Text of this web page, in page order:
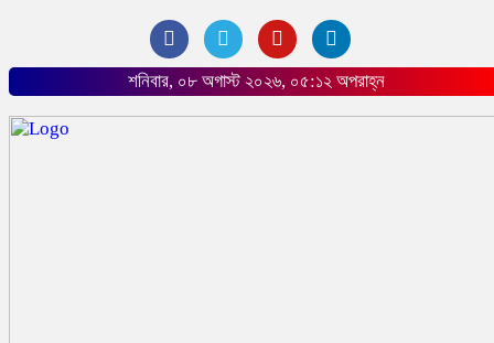
শনিবার, ০৮ অগাস্ট ২০২৬, ০৫:১২ অপরাহ্ন